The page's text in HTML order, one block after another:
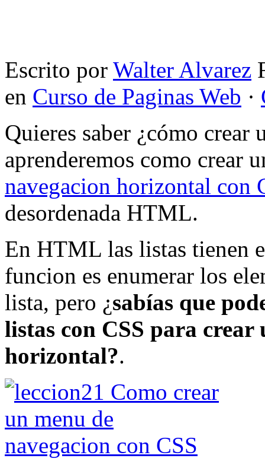
Escrito por Walter Alvarez
en Curso de Paginas Web ·
Quieres saber ¿cómo crear
aprenderemos como crear
navegacion horizontal con
desordenada HTML.
En HTML las listas tienen
funcion es enumerar los
lista, pero ¿sabías que
listas con CSS para
horizontal?.